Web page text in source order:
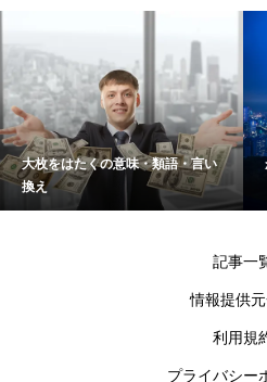
大枚をはたくの意味・類語・言い
換え
記事一
情報提供
利用規
プライバシー